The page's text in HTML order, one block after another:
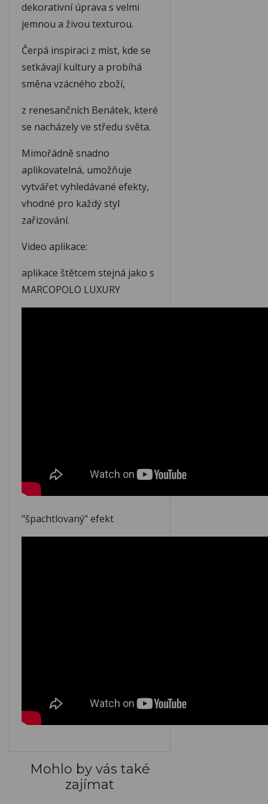
M128
M130
M133 M134
M135 M136
M137 M138
M147 M148
M149 M150
dekorativní úprava s velmi
jemnou a živou texturou.
Čerpá inspiraci z míst, kde se
setkávají kultury a probíhá
směna vzácného zboží,
z renesančních Benátek, které
se nacházely ve středu světa.
Mimořádně snadno
aplikovatelná, umožňuje
vytvářet vyhledávané efekty,
vhodné pro každý styl
zařizování.
Video aplikace:
aplikace štětcem stejná jako s
MARCOPOLO LUXURY
"špachtlovaný" efekt
Mohlo by vás také
zajímat